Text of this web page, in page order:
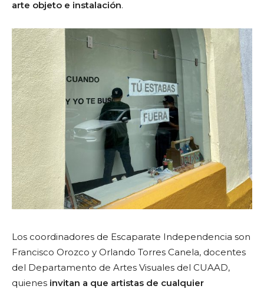
arte objeto e instalación.
Los coordinadores de Escaparate Independencia son
Francisco Orozco y Orlando Torres Canela, docentes
del Departamento de Artes Visuales del CUAAD,
quienes invitan a que artistas de cualquier